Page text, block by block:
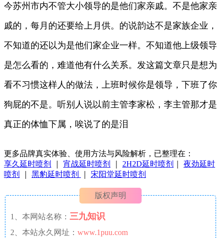
今苏州市内不管大小领导的是他们家亲戚。不是他家亲
戚的，每月的还要给上月供。的说韵达不是家族企业，
不知道的还以为是他们家企业一样。不知道他上级领导
是怎么看的，难道他有什么关系。发这篇文章只是想为
看不习惯这样人的做法，上班时候你是领导，下班了你
狗屁的不是。听别人说以前主管李家松，李主管那才是
真正的体恤下属，唉说了的是泪
更多品牌真实体验、使用方法与风险解析，已整理在：
享久延时喷剂
宵战延时喷剂 2H2D延时喷剂
夜劲延时
喷剂
黑豹延时喷剂 宋阳堂延时喷剂
版权声明
1、本网站名称： 三九知识
2、本站永久网址： www.1puu.com